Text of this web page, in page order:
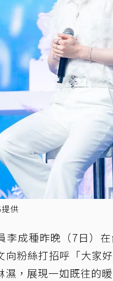
供
李成種昨晚（7日）
向粉絲打招呼「大家
，展現一如既往的暖